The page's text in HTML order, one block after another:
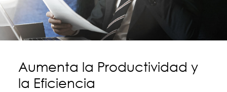
Aumenta la Productividad y
la Eficiencia